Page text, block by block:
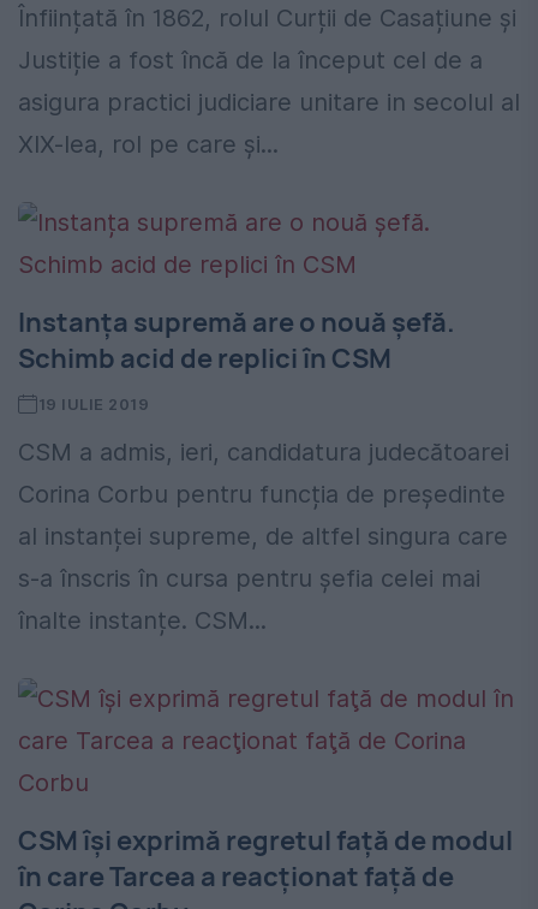
Înființată în 1862, rolul Curții de Casațiune și
Justiție a fost încă de la început cel de a
asigura practici judiciare unitare in secolul al
XIX-lea, rol pe care și...
Instanța supremă are o nouă șefă.
Schimb acid de replici în CSM
19 IULIE 2019
CSM a admis, ieri, candidatura judecătoarei
Corina Corbu pentru funcția de președinte
al instanței supreme, de altfel singura care
s-a înscris în cursa pentru șefia celei mai
înalte instanțe. CSM...
CSM îşi exprimă regretul faţă de modul
în care Tarcea a reacţionat faţă de